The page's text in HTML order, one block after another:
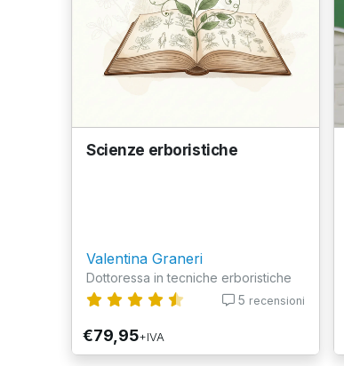
Scienze erboristiche
Valentina Graneri
Dottoressa in tecniche erboristiche
5 recensioni
€79,95+IVA